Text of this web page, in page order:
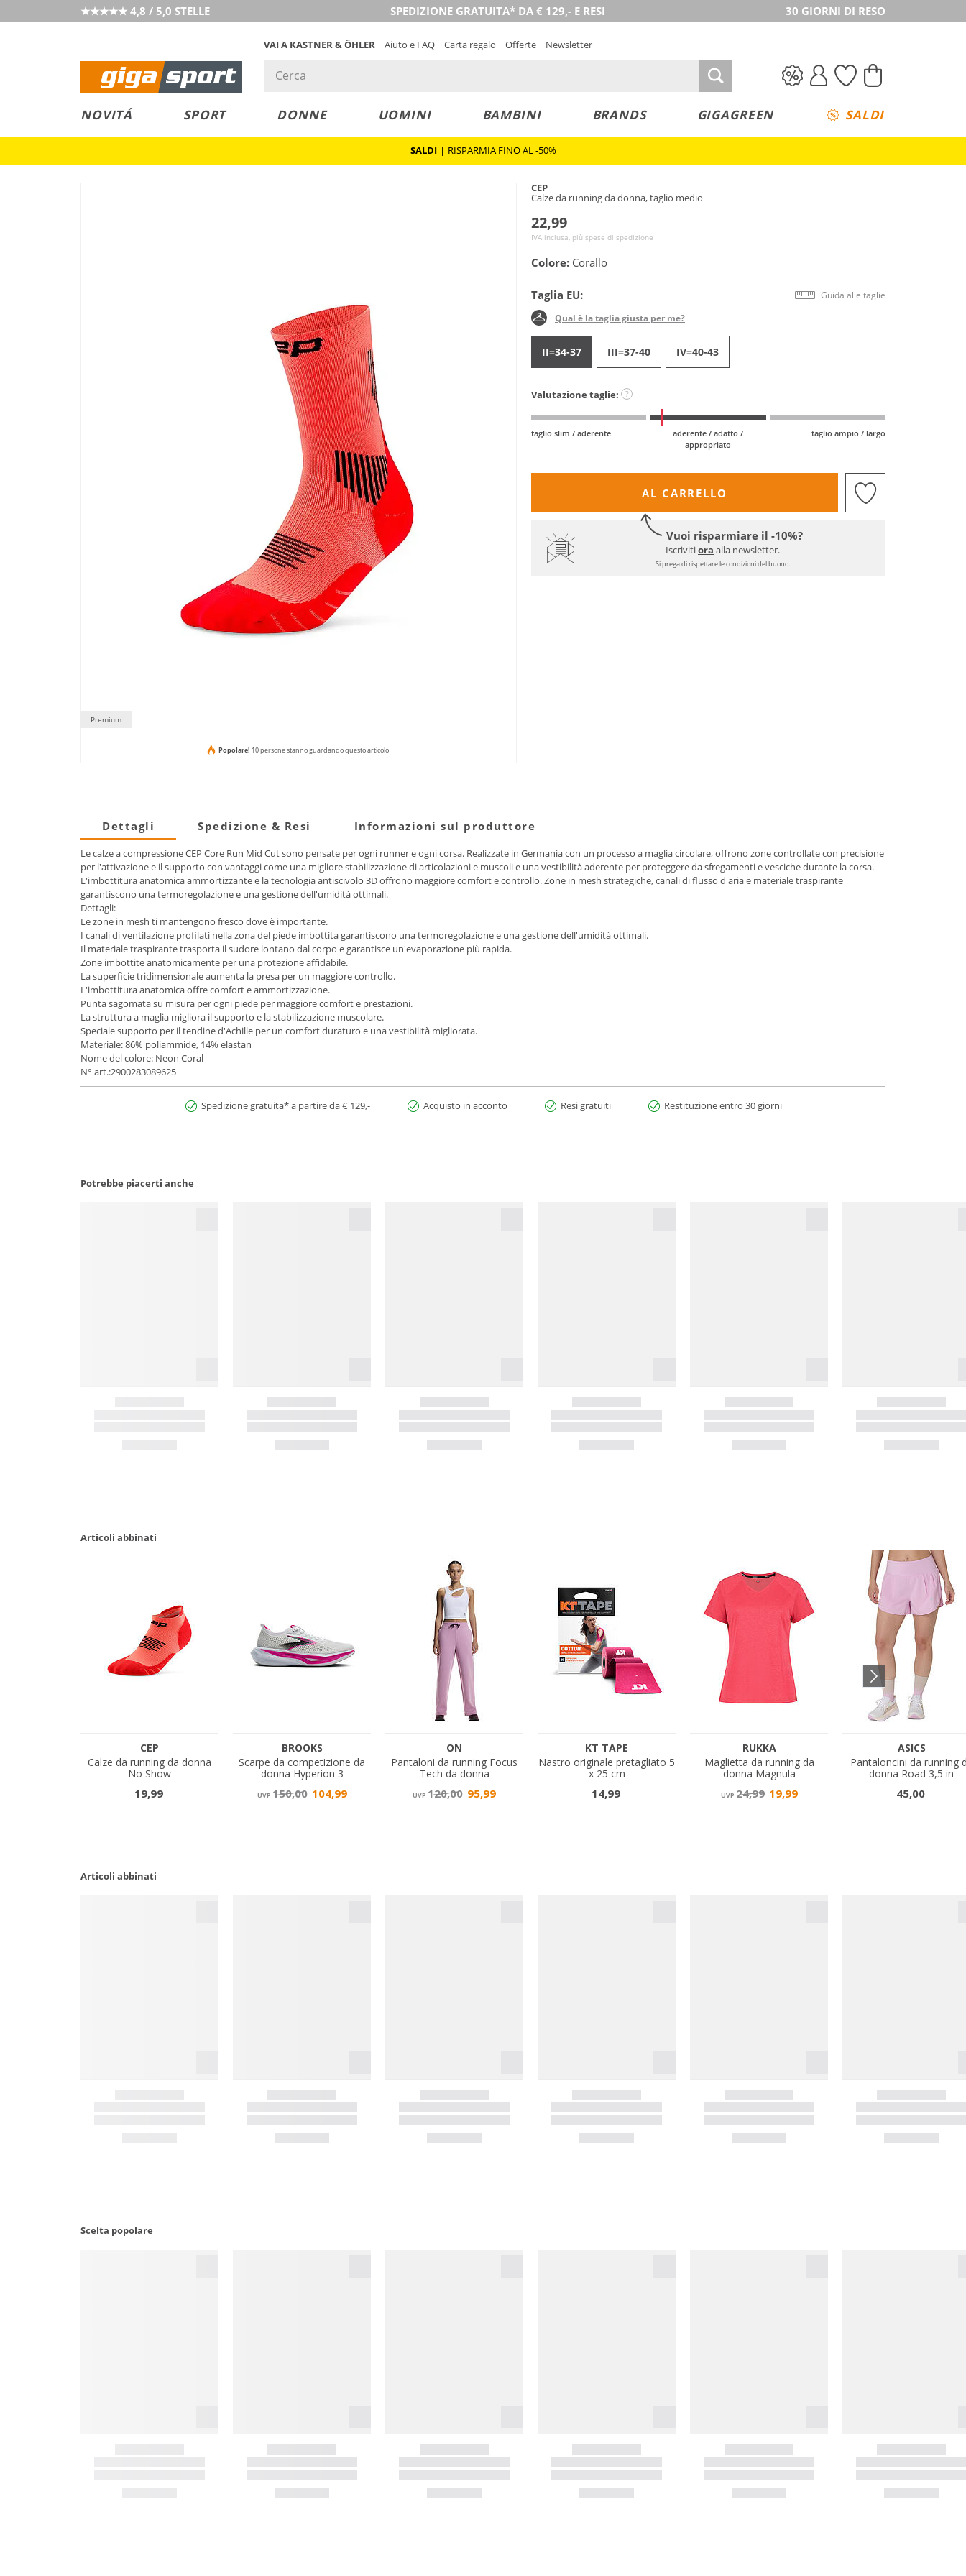
★★★★★ 4,8 / 5,0 STELLE SPEDIZIONE GRATUITA* DA € 129,- E RESI 30 GIORNI DI RESO
VAI A KASTNER & ÖHLER Aiuto e FAQ Carta regalo Offerte Newsletter
NOVITÁ SPORT DONNE UOMINI BAMBINI BRANDS GIGAGREEN SALDI
SALDI | RISPARMIA FINO AL -50%
Premium
Popolare! 10 persone stanno guardando questo articolo
CEP
Calze da running da donna, taglio medio
22,99
IVA inclusa, più spese di spedizione
Colore: Corallo
Taglia EU: Guida alle taglie
Qual è la taglia giusta per me?
II=34-37 III=37-40 IV=40-43
Valutazione taglie: ?
taglio slim / aderente
aderente / adatto /
appropriato
taglio ampio / largo
AL CARRELLO
Vuoi risparmiare il -10%?
Iscrivitiora alla newsletter.
Si prega di rispettare le condizioni del buono.
Dettagli Spedizione & Resi Informazioni sul produttore
Le calze a compressione CEP Core Run Mid Cut sono pensate per ogni runner e ogni corsa. Realizzate in Germania con un processo a maglia circolare, offrono zone controllate con precisione
per l'attivazione e il supporto con vantaggi come una migliore stabilizzazione di articolazioni e muscoli e una vestibilità aderente per proteggere da sfregamenti e vesciche durante la corsa.
L'imbottitura anatomica ammortizzante e la tecnologia antiscivolo 3D offrono maggiore comfort e controllo. Zone in mesh strategiche, canali di flusso d'aria e materiale traspirante
garantiscono una termoregolazione e una gestione dell'umidità ottimali.
Dettagli:
Le zone in mesh ti mantengono fresco dove è importante.
I canali di ventilazione profilati nella zona del piede imbottita garantiscono una termoregolazione e una gestione dell'umidità ottimali.
Il materiale traspirante trasporta il sudore lontano dal corpo e garantisce un'evaporazione più rapida.
Zone imbottite anatomicamente per una protezione affidabile.
La superficie tridimensionale aumenta la presa per un maggiore controllo.
L'imbottitura anatomica offre comfort e ammortizzazione.
Punta sagomata su misura per ogni piede per maggiore comfort e prestazioni.
La struttura a maglia migliora il supporto e la stabilizzazione muscolare.
Speciale supporto per il tendine d'Achille per un comfort duraturo e una vestibilità migliorata.
Materiale: 86% poliammide, 14% elastan
Nome del colore: Neon Coral
N° art.:2900283089625
Spedizione gratuita* a partire da € 129,- Acquisto in acconto Resi gratuiti Restituzione entro 30 giorni
Potrebbe piacerti anche
Articoli abbinati
Articoli abbinati
Scelta popolare